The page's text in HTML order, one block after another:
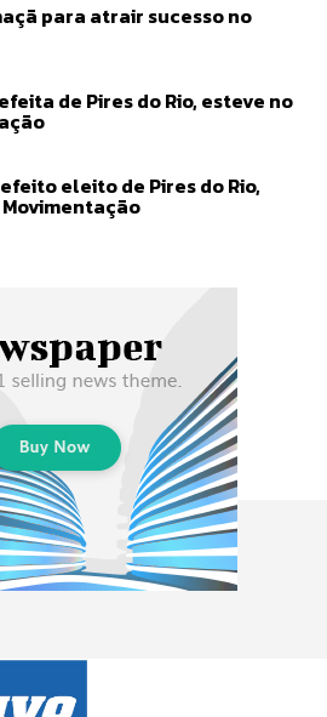
para atrair sucesso no
de Pires do Rio, esteve no
eleito de Pires do Rio,